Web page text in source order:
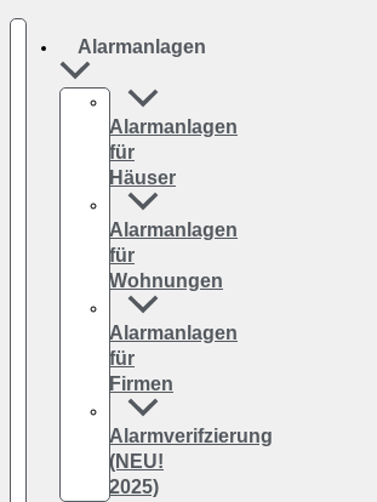
Alarmanlagen
Alarmanlagen
für
Häuser
Alarmanlagen
für
Wohnungen
Alarmanlagen
für
Firmen
Alarmverifzierung
(NEU!
2025)